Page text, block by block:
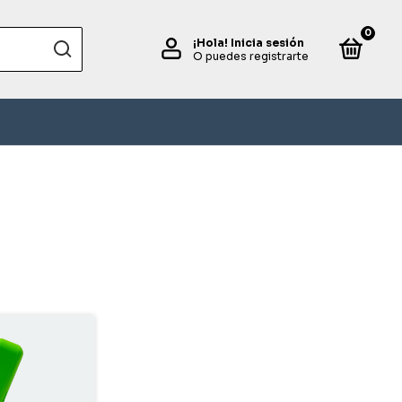
¡Hola! Inicia sesión
O puedes registrarte
0